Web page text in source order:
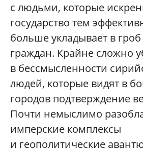
с людьми, которые
государство тем
больше укладывает в
граждан. Крайне сложно
в бессмысленности
людей, которые видят в
городов подтверждение
Почти немыслимо
имперские комплексы
и геополитические